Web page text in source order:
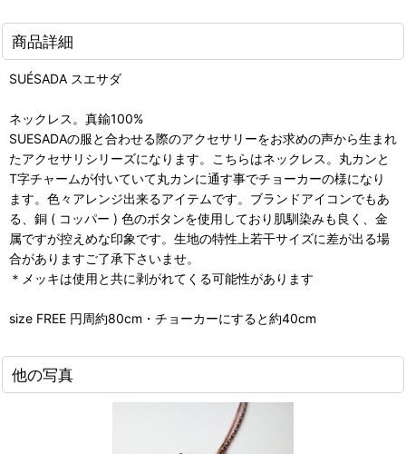
商品詳細
SUÉSADA スエサダ
ネックレス。真鍮100%
SUESADAの服と合わせる際のアクセサリーをお求めの声から生まれ
たアクセサリシリーズになります。こちらはネックレス。丸カンと
T字チャームが付いていて丸カンに通す事でチョーカーの様になり
ます。色々アレンジ出来るアイテムです。ブランドアイコンでもあ
る、銅 ( コッパー ) 色のボタンを使用しており肌馴染みも良く、金
属ですが控えめな印象です。生地の特性上若干サイズに差が出る場
合がありますご了承下さいませ。
＊メッキは使用と共に剥がれてくる可能性があります
size FREE 円周約80cm・チョーカーにすると約40cm
他の写真